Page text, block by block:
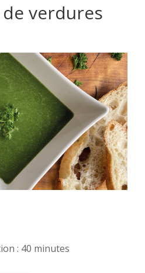
verdures
: 40 minutes